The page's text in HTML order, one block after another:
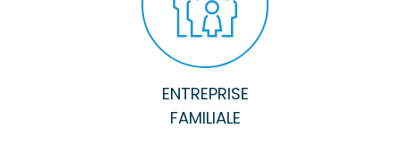
ENTREPRISE
FAMILIALE